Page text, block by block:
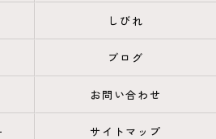
しびれ
ブログ
お問い合わせ
サイトマップ